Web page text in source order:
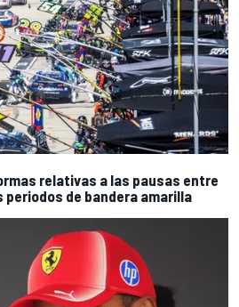
relativas a las pausas entre
de bandera amarilla